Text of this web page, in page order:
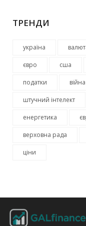
ТРЕНДИ
україна
євро сша
податки війна
штучний інтелект
енергетика
верховна рада
ціни